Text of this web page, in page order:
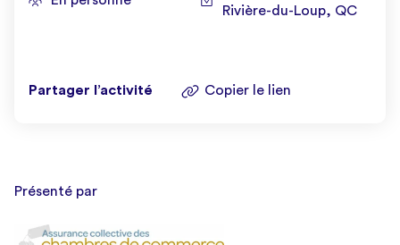
Rivière-du-Loup, QC
Partager l’activité Copier le lien
Présenté par